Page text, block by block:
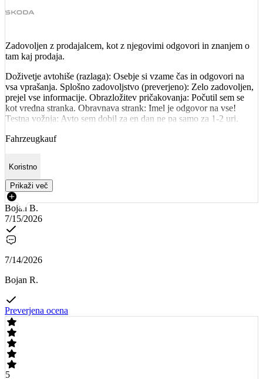
Zadovoljen z prodajalcem, kot z njegovimi odgovori in znanjem o
tam kaj prodaja.
Doživetje avtohiše (razlaga): Osebje si vzame čas in odgovori na
vsa vprašanja. Splošno zadovoljstvo (preverjeno): Zelo zadovoljen,
prejel vse informacije. Obrazložitev pričakovanja: Počutil sem se
kot vredna stranka. Obravnava strank: Imel je odgovor na vse!
Testna vožnja: Avto sem dobil za en dan ne pa samo za 1-2 uri.
Fahrzeugkauf
Koristno
Prikaži več
Bojan B.
7/15/2026
7/14/2026
Bojan R.
Preverjena ocena
5